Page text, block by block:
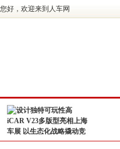
您好，欢迎来到人车网